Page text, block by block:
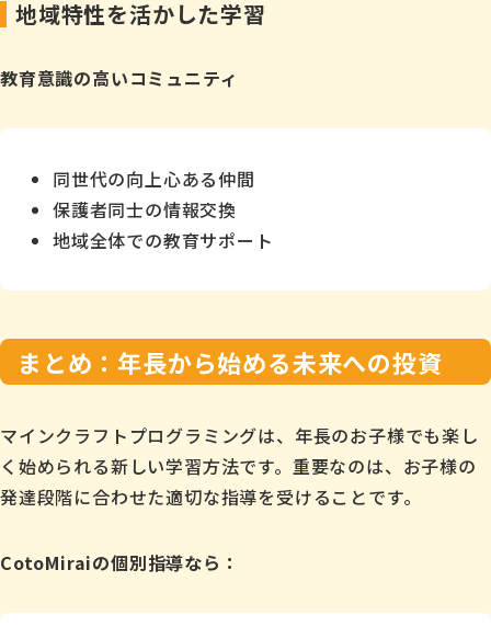
地域特性を活かした学習
教育意識の高いコミュニティ
同世代の向上心ある仲間
保護者同士の情報交換
地域全体での教育サポート
まとめ：年長から始める未来への投資
マインクラフトプログラミングは、年長のお子様でも楽し
く始められる新しい学習方法です。重要なのは、お子様の
発達段階に合わせた適切な指導を受けることです。
CotoMiraiの個別指導なら：